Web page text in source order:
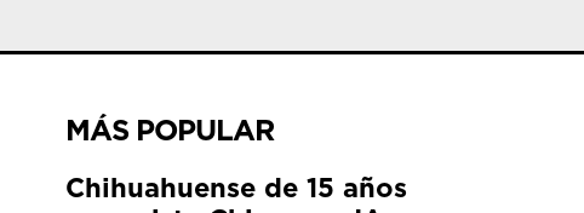
MÁS POPULAR
Chihuahuense de 15 años